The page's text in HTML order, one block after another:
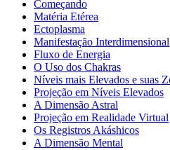
Começando
Matéria Etérea
Ectoplasma
Manifestação Interdimensional
Fluxo de Energia
O Uso dos Chakras
Níveis mais Elevados e suas
Projeção em Níveis Elevados
A Dimensão Astral
Projeção em Realidade Virtual
Os Registros Akáshicos
A Dimensão Mental